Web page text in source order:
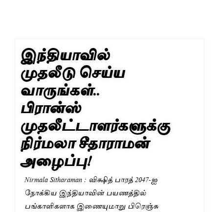
இந்தியாவில்
முதலீடு செய்ய
வாருங்கள்..
பிரான்ஸ்
முதலீட்டாளர்களுக்கு
நிர்மலா சீதாராமன்
அழைப்பு!
Nirmala Sitharaman : விக்ஷித் பாரத் 2047-ஐ
நோக்கிய இந்தியாவின் பயணத்தில்
பங்காளிகளாக இணையுமாறு பிரெஞ்சு